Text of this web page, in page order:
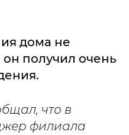
дома не
получил очень
что в
филиала